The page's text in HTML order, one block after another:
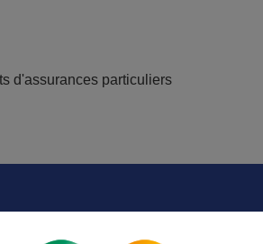
d'assurances particuliers